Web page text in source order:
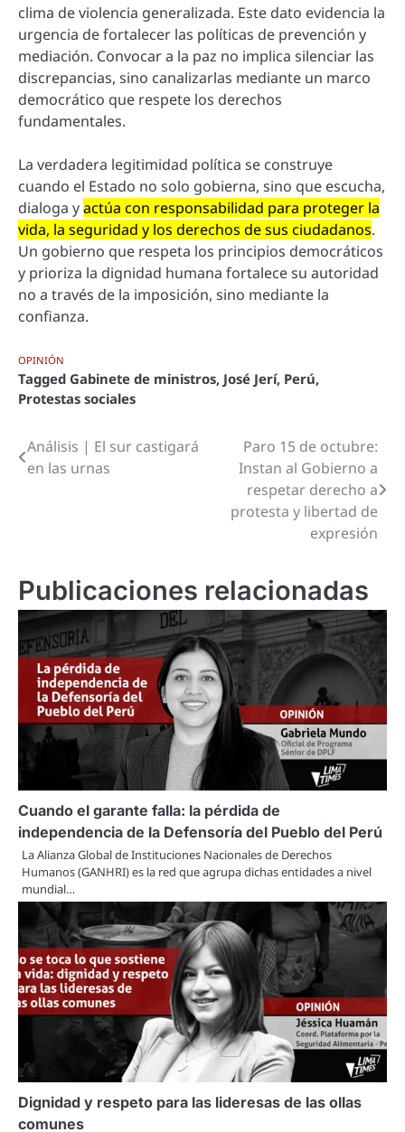
clima de violencia generalizada. Este dato evidencia la
urgencia de fortalecer las políticas de prevención y
mediación. Convocar a la paz no implica silenciar las
discrepancias, sino canalizarlas mediante un marco
democrático que respete los derechos
fundamentales.
La verdadera legitimidad política se construye
cuando el Estado no solo gobierna, sino que escucha,
dialoga yactúa con responsabilidad para proteger la
vida, la seguridad y los derechos de sus ciudadanos.
Un gobierno que respeta los principios democráticos
y prioriza la dignidad humana fortalece su autoridad
no a través de la imposición, sino mediante la
confianza.
OPINIÓN
Tagged Gabinete de ministros, José Jerí, Perú,
Protestas sociales
Navegación
Análisis | El sur castigará
en las urnas
Paro 15 de octubre:
Instan al Gobierno a
respetar derecho a
protesta y libertad de
expresión
Publicaciones relacionadas
Cuando el garante falla: la pérdida de
independencia de la Defensoría del Pueblo del Perú
La Alianza Global de Instituciones Nacionales de Derechos
Humanos (GANHRI) es la red que agrupa dichas entidades a nivel
mundial…
Dignidad y respeto para las lideresas de las ollas
comunes